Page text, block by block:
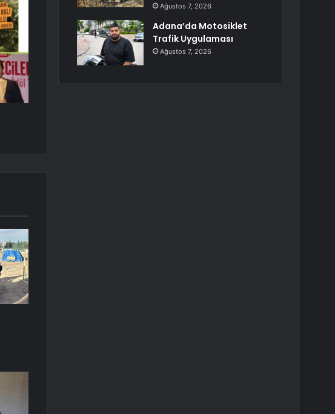
Ağustos 7, 2026
Adana’da Motosiklet
Trafik Uygulaması
Ağustos 7, 2026